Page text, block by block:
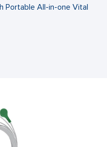
Portable All-in-one Vital